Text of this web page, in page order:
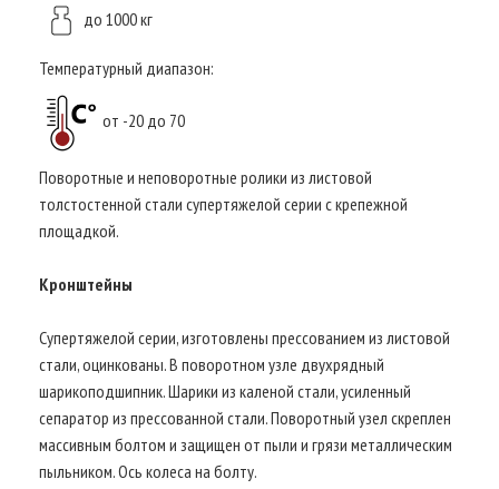
до 1000 кг
Температурный диапазон:
от -20 до 70
Поворотные и неповоротные ролики из листовой
толстостенной стали супертяжелой серии с крепежной
площадкой.
Кронштейны
Супертяжелой серии, изготовлены прессованием из листовой
стали, оцинкованы. В поворотном узле двухрядный
шарикоподшипник. Шарики из каленой стали, усиленный
сепаратор из прессованной стали. Поворотный узел скреплен
массивным болтом и защищен от пыли и грязи металлическим
пыльником. Ось колеса на болту.